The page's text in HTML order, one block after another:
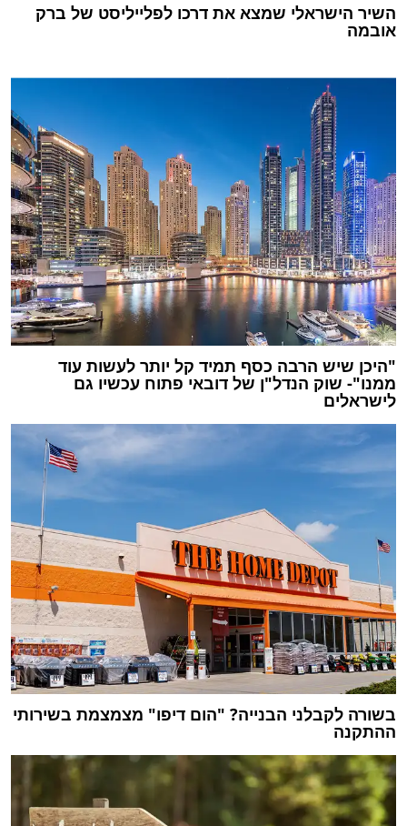
השיר הישראלי שמצא את דרכו לפלייליסט של ברק
אובמה
"היכן שיש הרבה כסף תמיד קל יותר לעשות עוד
ממנו"- שוק הנדל"ן של דובאי פתוח עכשיו גם
לישראלים
בשורה לקבלני הבנייה? "הום דיפו" מצמצמת בשירותי
ההתקנה